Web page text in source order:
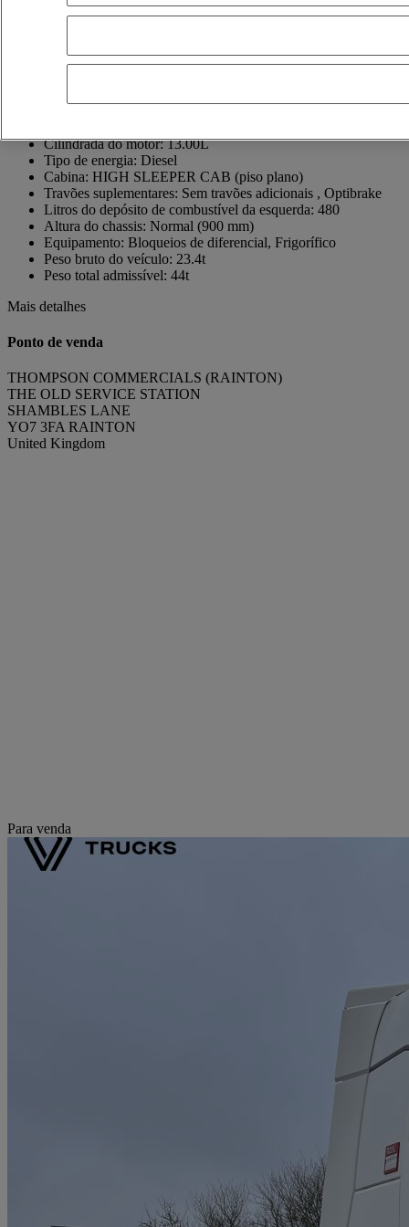
SHAMBLES LANE
+44 1423 322621
Cilindrada do motor:13.00L
Tipo de energia: Diesel
Cabina: HIGH SLEEPER CAB (piso plano)
Travões suplementares: Sem travões adicionais , Optibrake
Litros do depósito de combustível da esquerda: 480
Altura do chassis: Normal (900 mm)
Equipamento: Bloqueios de diferencial, Frigorífico
Peso bruto do veículo: 23.4t
Peso total admissível: 44t
Mais detalhes
Ponto de venda
THOMPSON COMMERCIALS (RAINTON)
THE OLD SERVICE STATION
SHAMBLES LANE
YO7 3FA RAINTON
United Kingdom
Para venda